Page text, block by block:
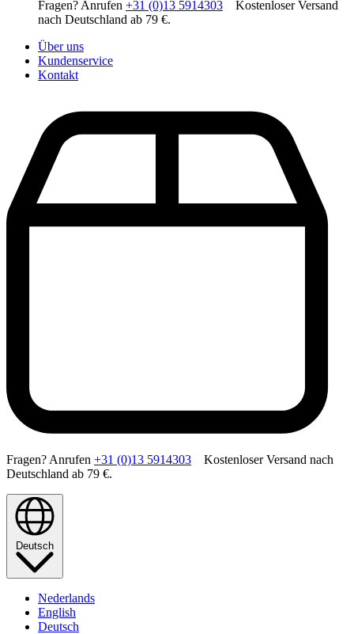
Fragen? Anrufen +31 (0)13 5914303 Kostenloser Versand
nach Deutschland ab 79 €.
Über uns
Kundenservice
Kontakt
Fragen? Anrufen +31 (0)13 5914303 Kostenloser Versand nach
Deutschland ab 79 €.
Deutsch
Nederlands
English
Deutsch